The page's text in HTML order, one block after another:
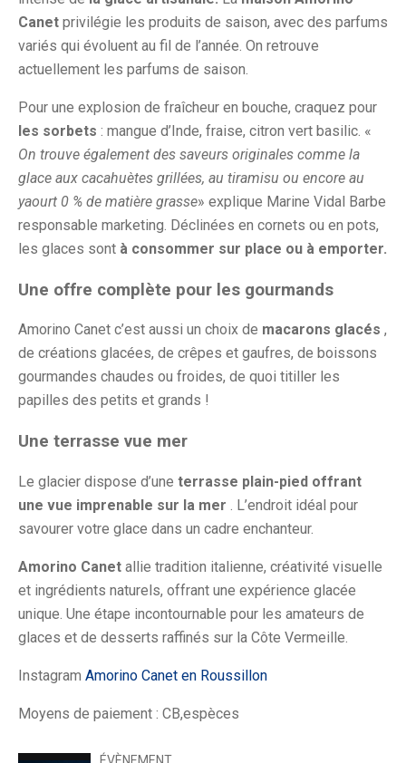
Canet privilégie les produits de saison, avec des parfums
variés qui évoluent au fil de l’année. On retrouve
actuellement les parfums de saison.
Pour une explosion de fraîcheur en bouche, craquez pour
les sorbets : mangue d’Inde, fraise, citron vert basilic. «
On trouve également des saveurs originales comme la
glace aux cacahuètes grillées, au tiramisu ou encore au
yaourt 0 % de matière grasse» explique Marine Vidal Barbe
responsable marketing. Déclinées en cornets ou en pots,
les glaces sont à consommer sur place ou à emporter.
Une offre complète pour les gourmands
Amorino Canet c’est aussi un choix de macarons glacés ,
de créations glacées, de crêpes et gaufres, de boissons
gourmandes chaudes ou froides, de quoi titiller les
papilles des petits et grands !
Une terrasse vue mer
Le glacier dispose d’une terrasse plain-pied offrant
une vue imprenable sur la mer . L’endroit idéal pour
savourer votre glace dans un cadre enchanteur.
Amorino Canet allie tradition italienne, créativité visuelle
et ingrédients naturels, offrant une expérience glacée
unique. Une étape incontournable pour les amateurs de
glaces et de desserts raffinés sur la Côte Vermeille.
Instagram Amorino Canet en Roussillon
Moyens de paiement : CB,espèces